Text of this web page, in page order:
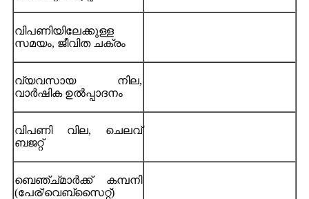
വിപണിയിലേക്കുള്ള
സമയം, ജീവിത ചക്രം
വ്യവസായ നില,
വാർഷിക ഉൽപ്പാദനം
വിപണി വില, ചെലവ്
ബജറ്റ്
ബെഞ്ച്മാർക്ക് കമ്പനി
(പേര്/വെബ്സൈറ്റ്)